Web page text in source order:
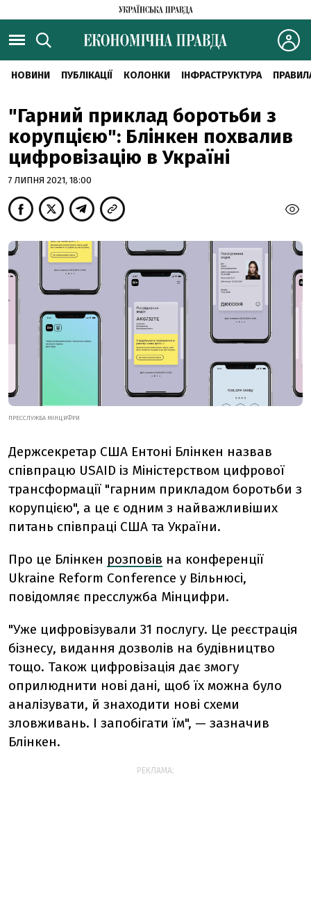
НОВИНИ ПУБЛІКАЦІЇ КОЛОНКИ ІНФРАСТРУКТУРА
"Гарний приклад боротьби з
корупцією": Блінкен похвалив
цифровізацію в Україні
7 ЛИПНЯ 2021, 18:00
ПРЕССЛУЖБА МІНЦИФРИ
Держсекретар США Ентоні Блінкен назвав
співпрацю USAID із Міністерством цифрової
трансформації "гарним прикладом боротьби з
корупцією", а це є одним з найважливіших
питань співпраці США та України.
Про це Блінкен розповів на конференції
Ukraine Reform Conference у Вільнюсі,
повідомляє пресслужба Мінцифри.
"Уже цифровізували 31 послугу. Це реєстрація
бізнесу, видання дозволів на будівництво
тощо. Також цифровізація дає змогу
оприлюднити нові дані, щоб їх можна було
аналізувати, й знаходити нові схеми
зловживань. І запобігати їм", — зазначив
Блінкен.
РЕКЛАМА: